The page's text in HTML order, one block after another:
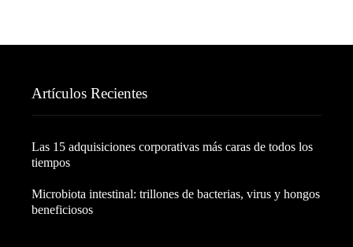
Artículos Recientes
Las 15 adquisiciones corporativas más caras de todos los
tiempos
Microbiota intestinal: trillones de bacterias, virus y hongos
beneficiosos